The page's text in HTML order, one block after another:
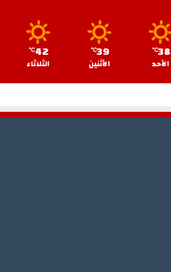
38
℃
الأحد
39
℃
الأثنين
42
℃
الثلاثاء